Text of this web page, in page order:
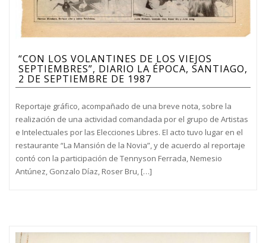
“CON LOS VOLANTINES DE LOS VIEJOS
SEPTIEMBRES”, DIARIO LA ÉPOCA, SANTIAGO,
2 DE SEPTIEMBRE DE 1987
Reportaje gráfico, acompañado de una breve nota, sobre la
realización de una actividad comandada por el grupo de Artistas
e Intelectuales por las Elecciones Libres. El acto tuvo lugar en el
restaurante “La Mansión de la Novia”, y de acuerdo al reportaje
contó con la participación de Tennyson Ferrada, Nemesio
Antúnez, Gonzalo Díaz, Roser Bru, […]